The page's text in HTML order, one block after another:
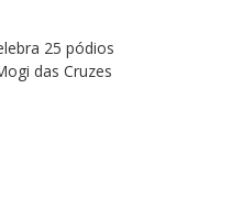
25 pódios
das Cruzes